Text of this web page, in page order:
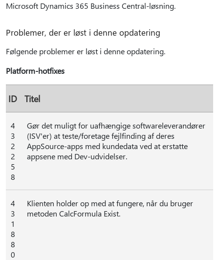
Microsoft Dynamics 365 Business Central-løsning.
Problemer, der er løst i denne opdatering
Følgende problemer er løst i denne opdatering.
Platform-hotfixes
ID Titel
4
3
2
2
5
8
Gør det muligt for uafhængige softwareleverandører
(ISV'er) at teste/foretage fejlfinding af deres
AppSource-apps med kundedata ved at erstatte
appsene med Dev-udvidelser.
4
3
1
8
8
0
Klienten holder op med at fungere, når du bruger
metoden CalcFormula Exist.